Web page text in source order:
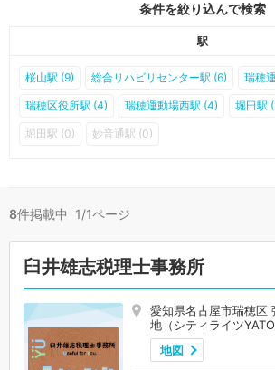
条件を絞り込んで検索
駅
桜山駅 (9) 総合リハビリセンター駅 (6) 瑞穂
瑞穂区役所駅 (4) 瑞穂運動場西駅 (4) 堀田駅
堀田駅 (0) 妙音通駅 (0)
8件掲載中 1/1ページ
臼井雄志税理士事務所
愛知県名古屋市瑞穂区
地（シティライツ
地図